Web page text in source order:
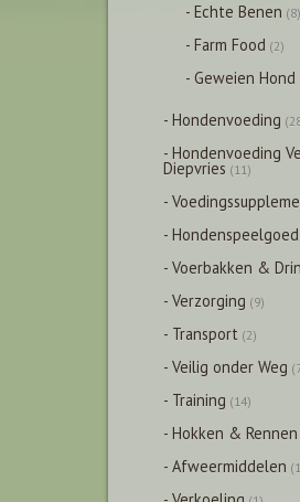
- Echte Benen (8)
- Farm Food (2)
- Geweien Hond
- Hondenvoeding
- Hondenvoeding
Diepvries (11)
-
- Hondenspeelgoed
- Voerbakken &
- Verzorging (9)
- Transport (2)
- Veilig onder Weg
- Training (14)
- Hokken & Rennen
- Afweermiddelen